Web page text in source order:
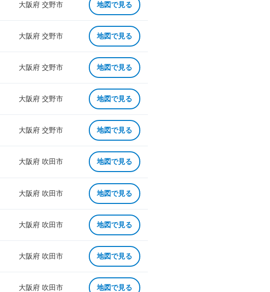
大阪府 交野市 地図で見る
大阪府 交野市 地図で見る
大阪府 交野市 地図で見る
大阪府 交野市 地図で見る
大阪府 交野市 地図で見る
大阪府 吹田市 地図で見る
大阪府 吹田市 地図で見る
大阪府 吹田市 地図で見る
大阪府 吹田市 地図で見る
大阪府 吹田市 地図で見る